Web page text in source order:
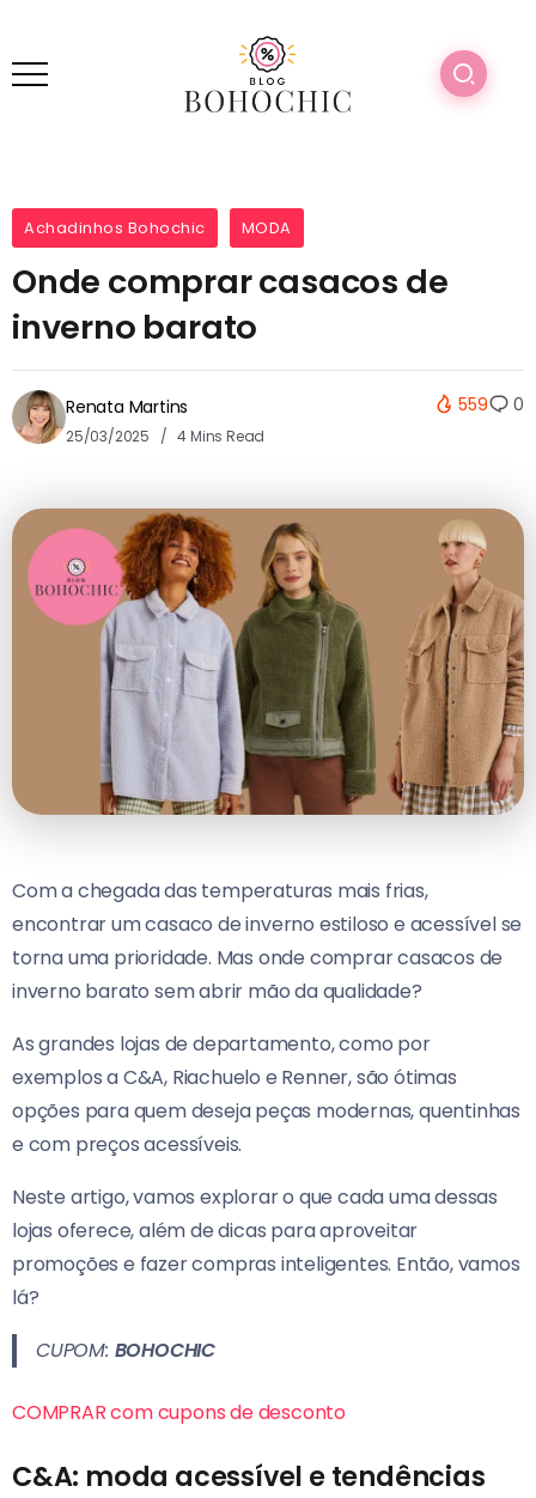
Achadinhos Bohochic MODA
Onde comprar casacos de
inverno barato
Renata Martins
25/03/2025 4 Mins Read
559 0
Com a chegada das temperaturas mais frias,
encontrar um casaco de inverno estiloso e acessível se
torna uma prioridade. Mas onde comprar casacos de
inverno barato sem abrir mão da qualidade?
As grandes lojas de departamento, como por
exemplos a C&A, Riachuelo e Renner, são ótimas
opções para quem deseja peças modernas, quentinhas
e com preços acessíveis.
Neste artigo, vamos explorar o que cada uma dessas
lojas oferece, além de dicas para aproveitar
promoções e fazer compras inteligentes. Então, vamos
lá?
CUPOM: BOHOCHIC
COMPRAR com cupons de desconto
C&A: moda acessível e tendências